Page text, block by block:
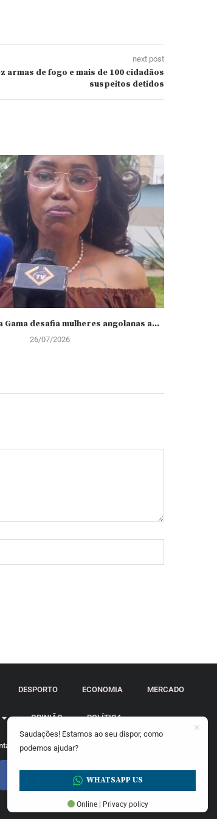
next post
armas de fogo e mais de 100 cidadãos
suspeitos detidos
Gama desafia mulheres angolanas a...
26/07/2026
DESPORTO ECONOMIA MERCADO
OPINIÃO POLÍTICA
Saudações! Estamos ao seu dispor, como
podemos ajudar?
WHATSAPP US
Online | Privacy policy